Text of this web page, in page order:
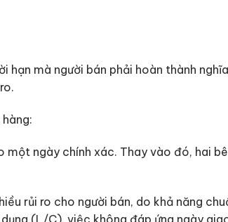
hạn mà người bán phải hoàn thành
một ngày chính xác. Thay vào đó, hai
rủi ro cho người bán, do khả năng
(L/C), việc không đáp ứng ngày